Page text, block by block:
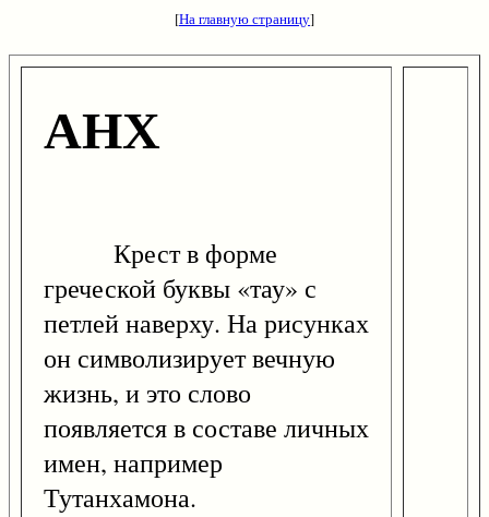
[На главную страницу]
АНХ
Крест в форме
греческой буквы «тау» с
петлей наверху. На рисунках
он символизирует вечную
жизнь, и это слово
появляется в составе личных
имен, например
Тутанхамона.